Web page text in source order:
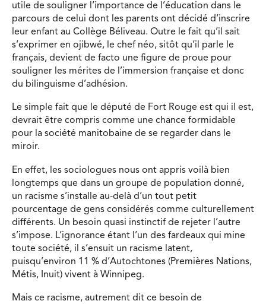
utile de souligner l’importance de l’éducation dans le
parcours de celui dont les parents ont décidé d’inscrire
leur enfant au Collège Béliveau. Outre le fait qu’il sait
s’exprimer en ojibwé, le chef néo, sitôt qu’il parle le
français, devient de facto une figure de proue pour
souligner les mérites de l’immersion française et donc
du bilinguisme d’adhésion.
Le simple fait que le député de Fort Rouge est qui il est,
devrait être compris comme une chance formidable
pour la société manitobaine de se regarder dans le
miroir.
En effet, les sociologues nous ont appris voilà bien
longtemps que dans un groupe de population donné,
un racisme s’installe au-delà d’un tout petit
pourcentage de gens considérés comme culturellement
différents. Un besoin quasi instinctif de rejeter l’autre
s’impose. L’ignorance étant l’un des fardeaux qui mine
toute société, il s’ensuit un racisme latent,
puisqu’environ 11 % d’Autochtones (Premières Nations,
Métis, Inuit) vivent à Winnipeg.
Mais ce racisme, autrement dit ce besoin de